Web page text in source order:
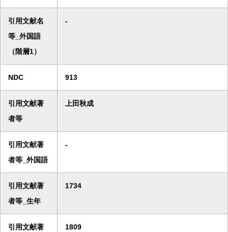
引用文献名
等_外国語
（階層1）
-
NDC 913
引用文献著
者等
上田秋成
引用文献著
者等_外国語
-
引用文献著
者等_生年
1734
引用文献著
1809